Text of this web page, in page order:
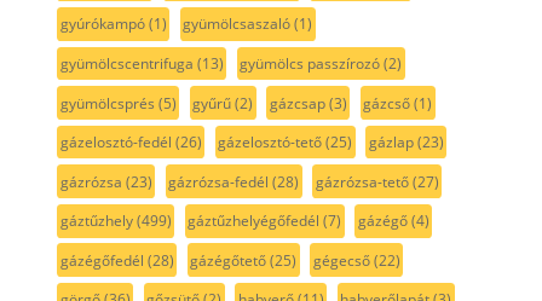
gyúrókampó(1) gyümölcsaszaló(1)
gyümölcscentrifuga (13) gyümölcs passzírozó(2)
gyümölcsprés (5) gyűrű(2) gázcsap(3) gázcső(1)
gázelosztó-fedél (26) gázelosztó-tető(25) gázlap(23)
gázrózsa (23) gázrózsa-fedél (28) gázrózsa-tető(27)
gáztűzhely(499) gáztűzhelyégőfedél (7) gázégő(4)
gázégőfedél (28) gázégőtető(25) gégecső(22)